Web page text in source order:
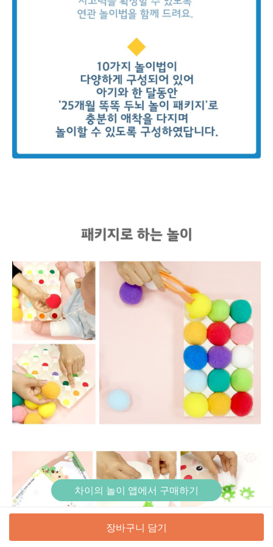
장바구니 담기
차이의 놀이 앱에서 구매하기